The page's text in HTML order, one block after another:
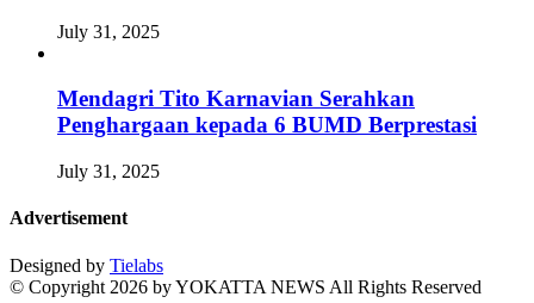
July 31, 2025
Mendagri Tito Karnavian Serahkan
Penghargaan kepada 6 BUMD Berprestasi
July 31, 2025
Advertisement
Designed by Tielabs
© Copyright 2026 by YOKATTA NEWS All Rights Reserved